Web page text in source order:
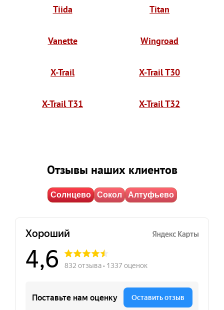
Tiida Titan
Vanette Wingroad
X-Trail X-Trail T30
X-Trail T31 X-Trail T32
Отзывы наших клиентов
Солнцево Сокол Алтуфьево